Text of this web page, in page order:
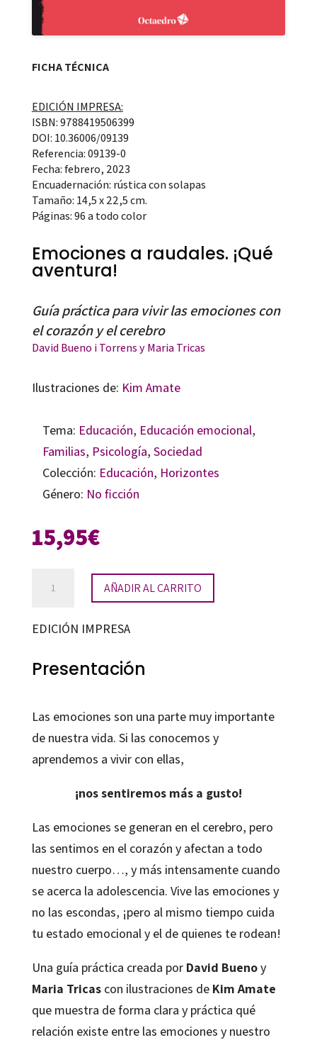
FICHA TÉCNICA
EDICIÓN IMPRESA:
ISBN: 9788419506399
DOI: 10.36006/09139
Referencia: 09139-0
Fecha: febrero, 2023
Encuadernación: rústica con solapas
Tamaño: 14,5 x 22,5 cm.
Páginas: 96 a todo color
Emociones a raudales. ¡Qué
aventura!
Guía práctica para vivir las emociones con
el corazón y el cerebro
David Bueno i Torrens y Maria Tricas
Ilustraciones de: Kim Amate
Tema: Educación, Educación emocional,
Familias, Psicología, Sociedad
Colección: Educación, Horizontes
Género: No ficción
15,95€
raudales.
aventura!
AÑADIR AL CARRITO
EDICIÓN IMPRESA
Presentación
Las emociones son una parte muy importante
de nuestra vida. Si las conocemos y
aprendemos a vivir con ellas,
¡nos sentiremos más a gusto!
Las emociones se generan en el cerebro, pero
las sentimos en el corazón y afectan a todo
nuestro cuerpo…, y más intensamente cuando
se acerca la adolescencia. Vive las emociones y
no las escondas, ¡pero al mismo tiempo cuida
tu estado emocional y el de quienes te rodean!
Una guía práctica creada por David Buenoy
Maria Tricascon ilustraciones de Kim Amate
que muestra de forma clara y práctica qué
relación existe entre las emociones y nuestro